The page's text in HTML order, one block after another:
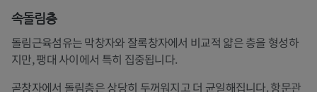
속돌림층
돌림근육섬유는 막창자와 잘록창자에서 비교적 얇은 층을 형성하
지만, 팽대 사이에서 특히 집중됩니다.
곧창자에서 돌림층은 상당히 두꺼워지고 더 균일해집니다. 항문관